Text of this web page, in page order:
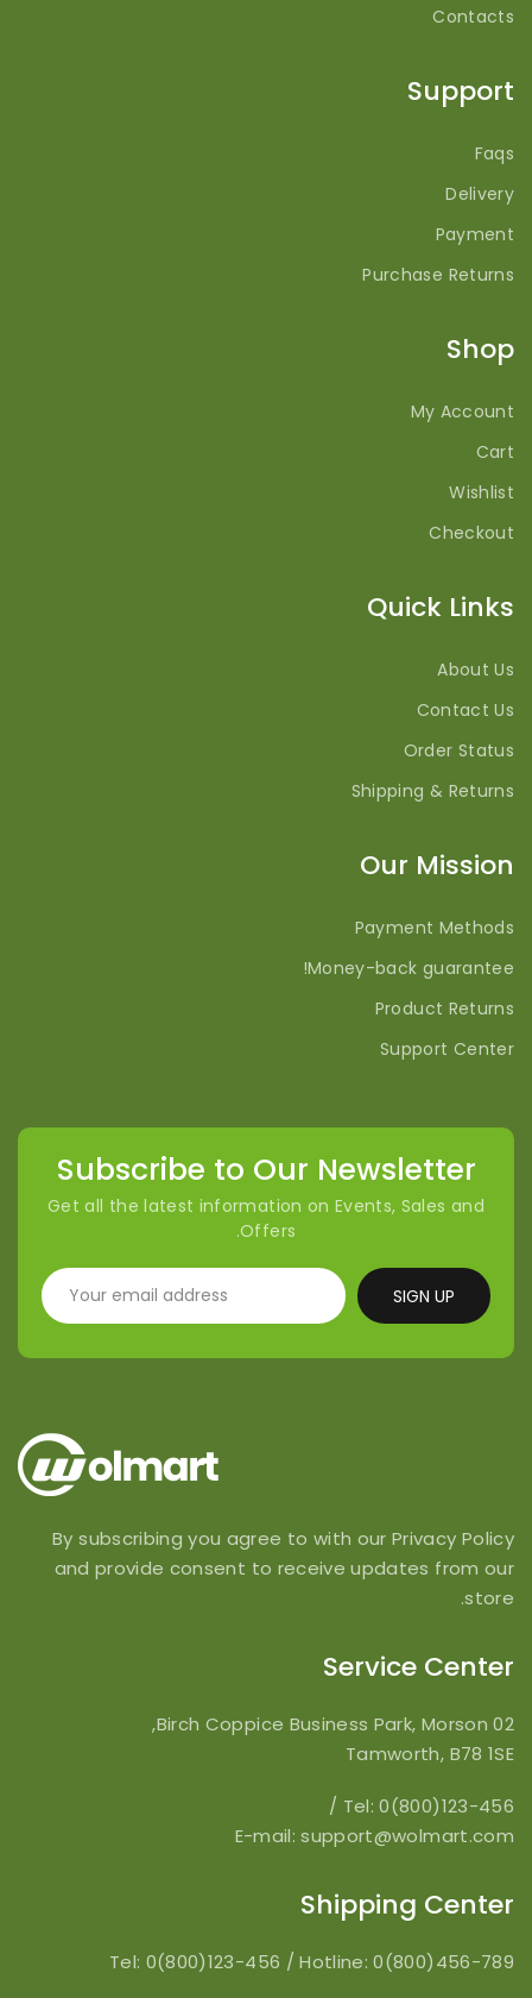
Contacts
Support
Faqs
Delivery
Payment
Purchase Returns
Shop
My Account
Cart
Wishlist
Checkout
Quick Links
About Us
Contact Us
Order Status
Shipping & Returns
Our Mission
Payment Methods
Money-back guarantee!
Product Returns
Support Center
Subscribe to Our Newsletter
Get all the latest information on Events, Sales and
Offers.
SIGN UP
By subscribing you agree to with our Privacy Policy
and provide consent to receive updates from our
store.
Service Center
02 Birch Coppice Business Park, Morson,
Tamworth, B78 1SE
Tel: 0(800)123-456
/
E-mail: support@wolmart.com
Shipping Center
Tel: 0(800)123-456 /Hotline: 0(800)456-789